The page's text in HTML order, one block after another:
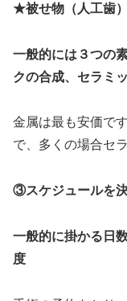
★被せ物（人工歯
一般的には３つの
クの合成、セラミッ
金属は最も安価で
で、多くの場合セ
③スケジュールを
一般的に掛かる日
度